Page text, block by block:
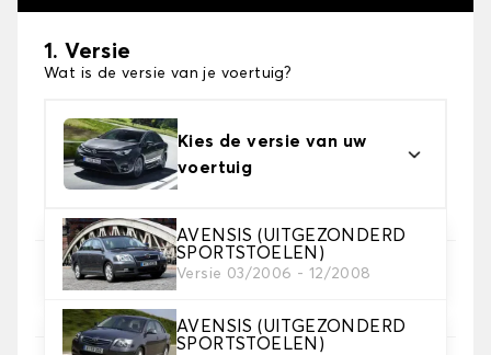
1. Versie
Wat is de versie van je voertuig?
Kies de versie van uw
voertuig
AVENSIS (UITGEZONDERD
SPORTSTOELEN)
Versie 03/2006 - 12/2008
AVENSIS (UITGEZONDERD
SPORTSTOELEN)
2. Set hoezen